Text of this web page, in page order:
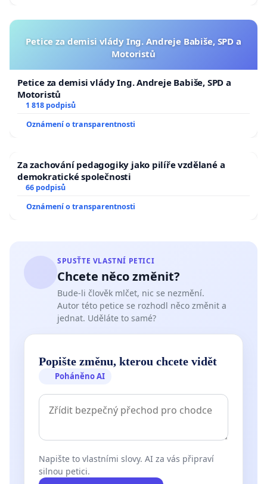
Petice za demisi vlády Ing. Andreje Babiše, SPD a
Motoristů
Petice za demisi vlády Ing. Andreje Babiše, SPD a
Motoristů
1 818 podpisů
Oznámení o transparentnosti
Za zachování pedagogiky jako pilíře vzdělané a
demokratické společnosti
66 podpisů
Oznámení o transparentnosti
SPUSŤTE VLASTNÍ PETICI
Chcete něco změnit?
Bude-li člověk mlčet, nic se nezmění.
Autor této petice se rozhodl něco změnit a
jednat. Uděláte to samé?
Popište změnu, kterou chcete vidět
Poháněno AI
Napište to vlastními slovy. AI za vás připraví
silnou petici.